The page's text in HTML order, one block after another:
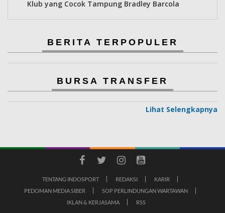
Klub yang Cocok Tampung Bradley Barcola
BERITA TERPOPULER
BURSA TRANSFER
Lihat Selengkapnya
TENTANG INDOSPORT REDAKSI
KARIR
PEDOMAN MEDIA SIBER
SOP PERLINDUNGAN WARTAWAN
IKLAN & KERJASAMA
RSS